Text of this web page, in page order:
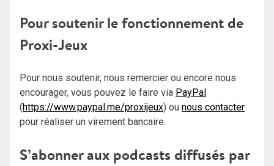
Pour soutenir le fonctionnement de
Proxi-Jeux
Pour nous soutenir, nous remercier ou encore nous
encourager, vous pouvez le faire via PayPal
(https://www.paypal.me/proxijeux) ou nous contacter
pour réaliser un virement bancaire.
S’abonner aux podcasts diffusés par